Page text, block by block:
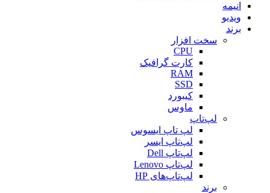
انیمه
ویدیو
برند
سخت افزار
CPU
کارت گرافیک
RAM
SSD
کیبورد
ماوس
لپ‌تاپ
لپ تاپ ایسوس
لپ‌تاپ ایسر
لپ‌تاپ Dell
لپ‌تاپ Lenovo
لپ‌تاپ‌های HP
برند